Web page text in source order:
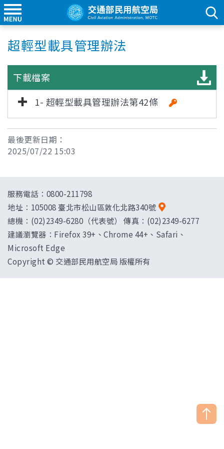
超輕型載具管理辦法
下載檔案
1- 超輕型載具管理辦法第42條
最後更新日期：
2025/07/22 15:03
服務電話：0800-211798
地址： 105008 臺北市松山區敦化北路340號
總機：(02)2349-6280（代表號） 傳真：(02)2349-6277
建議瀏覽器：Firefox 39+、Chrome 44+、Safari、
Microsoft Edge
Copyright © 交通部民用航空局 版權所有